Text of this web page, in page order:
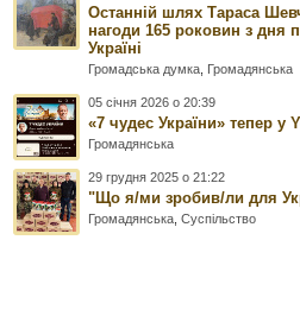
Останній шлях Тараса
нагоди 165 роковин з дня
Україні
Громадська думка Громадянська
05 січня 2026 о 20:39
«7 чудес України» тепер у
Громадянська
29 грудня 2025 о 21:22
"Що я/ми зробив/ли для
Громадянська ,Суспільство